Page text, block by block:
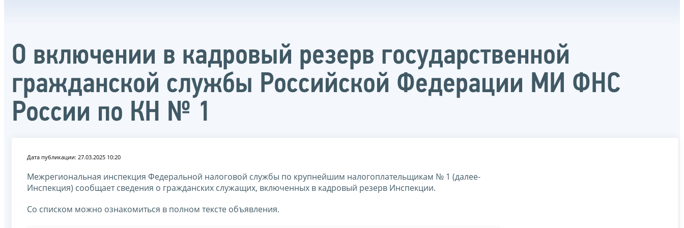
О включении в кадровый резерв государственной
гражданской службы Российской Федерации МИ ФНС
России по КН № 1
Дата публикации: 27.03.2025 10:20
Межрегиональная инспекция Федеральной налоговой службы по крупнейшим налогоплательщикам № 1 (далее-
Инспекция) сообщает сведения о гражданских служащих, включенных в кадровый резерв Инспекции.
Со списком можно ознакомиться в полном тексте объявления.